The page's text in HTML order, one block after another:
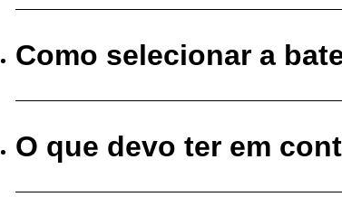
Como selecionar a
O que devo ter em